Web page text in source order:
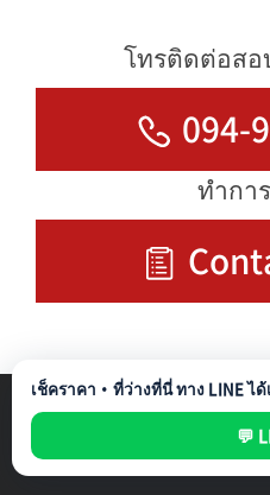
โทรติดต่อสอ
094-
ทำกา
เช็คราคา・ที่ว่างที่นี่ ทาง LINE
💬
NIPPON PARKING
รับบริหารที่จอดรถ Privacy